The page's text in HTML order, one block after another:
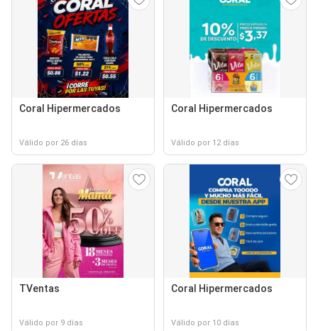
Coral Hipermercados
Válido por 26 días
Coral Hipermercados
Válido por 12 días
TVentas
Válido por 9 días
Coral Hipermercados
Válido por 10 días